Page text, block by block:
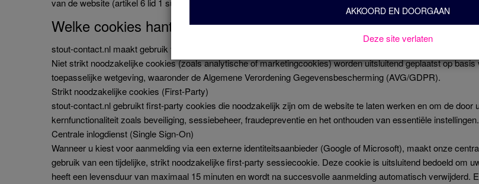
van de website (artikel 6 lid 1 sub f AVG). Niet-noodzakelijke cookies worden uitsluitend geplaatst op basis
Welke cookies hanteert stout-contact.nl en voor welk doel?
stout-contact.nl maakt gebruik van zowel strikt noodzakelijke cookies (first-party) als – indien u daarvoor
Niet strikt noodzakelijke cookies (zoals analytische of marketingcookies) worden uitsluitend geplaatst op
toepasselijke wetgeving, waaronder de Algemene Verordening Gegevensbescherming (AVG/GDPR).
Strikt noodzakelijke cookies (First-Party)
stout-contact.nl gebruikt first-party cookies die noodzakelijk zijn om de website te laten werken en om de
kernfunctionaliteit zoals beveiliging, sessiebeheer, fraudepreventie en het onthouden van essentiële
Centrale inlogdienst (Single Sign-On)
Wanneer u kiest voor aanmelding via een externe identiteitsaanbieder (Google of Microsoft), maakt onze
gebruik van een tijdelijke, strikt noodzakelijke first-party sessiecookie. Deze cookie is uitsluitend bedoeld om
heeft een levensduur van maximaal 15 minuten en wordt na succesvolle aanmelding automatisch
AKKOORD EN DOORGAAN
Deze site verlaten